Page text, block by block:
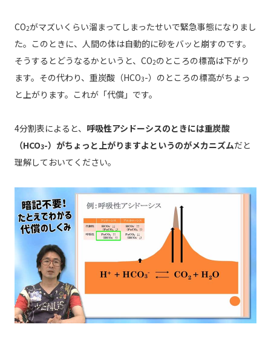
CO2がマズいくらい溜まってしまったせいで緊急事態になりまし
た。このときに、人間の体は自動的に砂をバッと崩すのです。
そうするとどうなるかというと、CO2のところの標高は下がり
ます。その代わり、重炭酸（HCO3-）のところの標高がちょっ
と上がります。これが「代償」です。
4分割表によると、 呼吸性アシドーシスのときには重炭酸
（HCO3-）がちょっと上がりますよというのがメカニズムだと
理解しておいてください。